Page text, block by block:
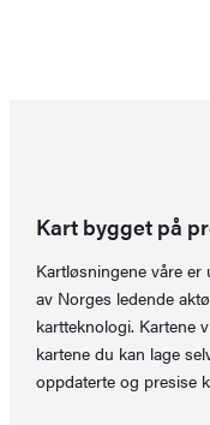
Kart bygget på
Kartløsningene våre
av Norges ledende
kartteknologi. Kartene
kartene du kan lage
oppdaterte og presise